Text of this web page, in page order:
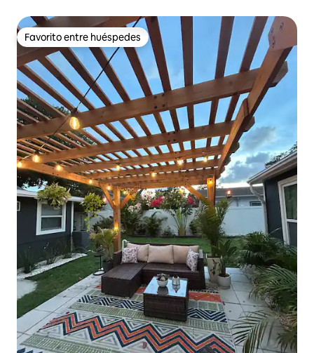
Favorito entre huéspedes
Favorito entre huéspedes